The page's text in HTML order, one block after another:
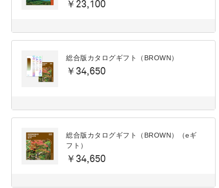
￥23,100
総合版カタログギフト（BROWN）
￥34,650
総合版カタログギフト（BROWN）（eギ
フト）
￥34,650